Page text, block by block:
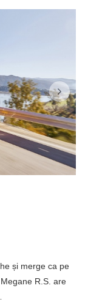
și merge ca pe
R.S. are